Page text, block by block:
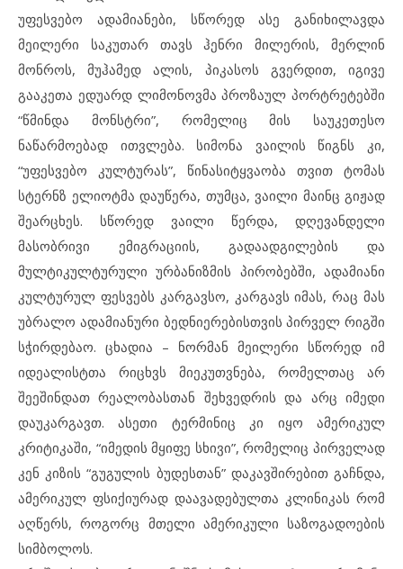
უფესვებო ადამიანები, სწორედ ასე განიხილავდა
მეილერი საკუთარ თავს ჰენრი მილერის, მერლინ
მონროს, მუჰამედ ალის, პიკასოს გვერდით, იგივე
გააკეთა ედუარდ ლიმონოვმა პროზაულ პორტრეტებში
“წმინდა მონსტრი”, რომელიც მის საუკეთესო
ნაწარმოებად ითვლება. სიმონა ვაილის წიგნს კი,
“უფესვებო კულტურას”, წინასიტყვაობა თვით ტომას
სტერნზ ელიოტმა დაუწერა, თუმცა, ვაილი მაინც გიჟად
შეარცხეს. სწორედ ვაილი წერდა, დღევანდელი
მასობრივი ემიგრაციის, გადაადგილების და
მულტიკულტურული ურბანიზმის პირობებში, ადამიანი
კულტურულ ფესვებს კარგავსო, კარგავს იმას, რაც მას
უბრალო ადამიანური ბედნიერებისთვის პირველ რიგში
სჭირდებაო. ცხადია – ნორმან მეილერი სწორედ იმ
იდეალისტთა რიცხვს მიეკუთვნება, რომელთაც არ
შეეშინდათ რეალობასთან შეხვედრის და არც იმედი
დაუკარგავთ. ასეთი ტერმინიც კი იყო ამერიკულ
კრიტიკაში, “იმედის მყიფე სხივი”, რომელიც პირველად
კენ კიზის “გუგულის ბუდესთან” დაკავშირებით გაჩნდა,
ამერიკულ ფსიქიურად დაავადებულთა კლინიკას რომ
აღწერს, როგორც მთელი ამერიკული საზოგადოების
სიმბოლოს.